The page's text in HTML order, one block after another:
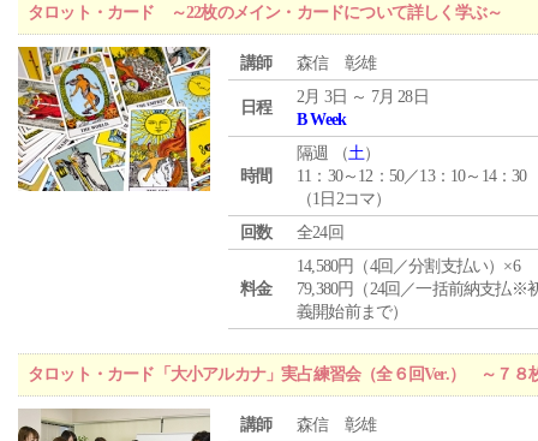
タロット・カード ～22枚のメイン・カードについて詳しく学ぶ～
講師 森信 彰雄
日程
2月 3日 ～ 7月 28日
B Week
時間
隔週 （土）
11：30～12：50／13：10～14：30
（1日2コマ）
回数
全24回
料金
14,580円（4回／分割支払い）×6
79,380円（24回／一括前納支払※
義開始前まで）
タロット・カード「大小アルカナ」実占練習会（全６回Ver.） ～７８
講師
森信 彰雄